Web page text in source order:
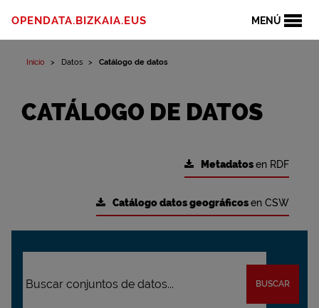
MENÚ
OPENDATA.BIZKAIA.EUS
Inicio Datos Catálogo de datos
CATÁLOGO DE DATOS
Metadatosen RDF
Catálogo datos geográficosen CSW
BUSCAR